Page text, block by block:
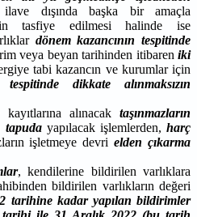
dışında başka bir amaçla
tasfiye edilmesi halinde ise
dönem kazancının tespitinde
veya beyan tarihinden itibaren iki
tabi kazancın ve kurumlar için
dikkate alınmaksızın
alınacak taşınmazların
tapudayapılacak işlemlerden, harç
işletmeye devrielden çıkarma
, kendilerine bildirilen varlıklara
bildirilen varlıkların değeri
tarihine kadar yapılan bildirimler